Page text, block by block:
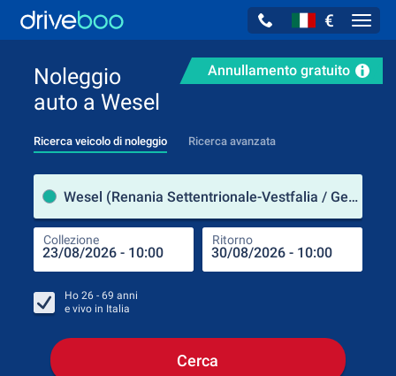
€
Annullamento gratuito
Noleggio
auto a Wesel
Ricerca veicolo di noleggio Ricerca avanzata
Wesel (Renania Settentrionale-Vestfalia / Germania)
Collezione Ritorno
Ho 26 - 69 anni
e vivo in Italia
Cerca